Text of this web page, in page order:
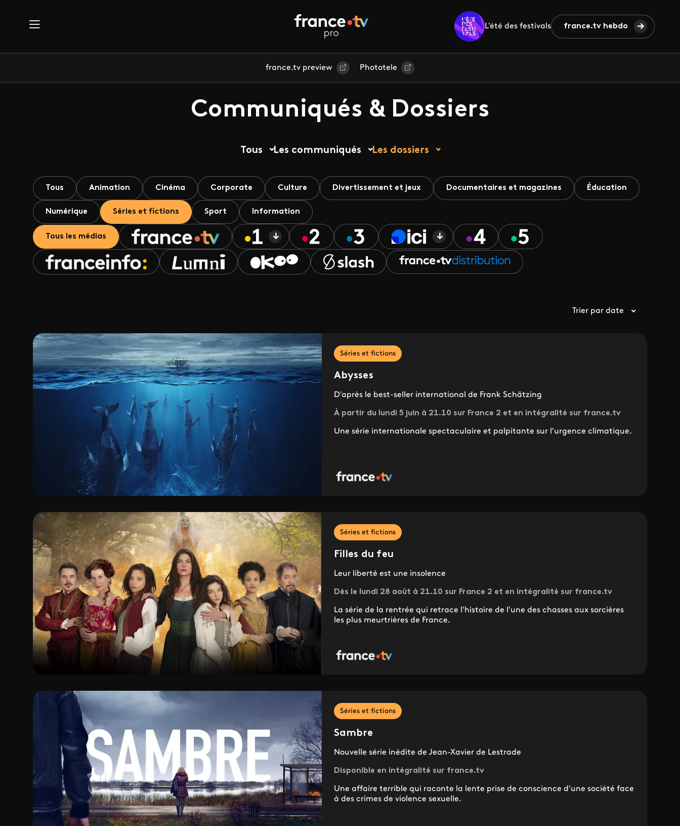
L'été des festivals france.tv hebdo
france.tv preview Phototele
Communiqués & Dossiers
Tous Les communiqués Les dossiers
Tous Animation Cinéma Corporate Culture Divertissement et jeux Documentaires et magazines Éducation
Numérique Séries et fictions Sport Information
Tous les médias
Trier par date
Séries et fictions
Abysses
D'après le best-seller international de Frank Schätzing
À partir du lundi 5 juin à 21.10 sur France 2 et en intégralité sur france.tv
Une série internationale spectaculaire et palpitante sur l'urgence climatique.
Séries et fictions
Filles du feu
Leur liberté est une insolence
Dès le lundi 28 août à 21.10 sur France 2 et en intégralité sur france.tv
La série de la rentrée qui retrace l'histoire de l'une des chasses aux sorcières
les plus meurtrières de France.
Séries et fictions
Sambre
Nouvelle série inédite de Jean-Xavier de Lestrade
Disponible en intégralité sur france.tv
Une affaire terrible qui raconte la lente prise de conscience d'une société face
à des crimes de violence sexuelle.